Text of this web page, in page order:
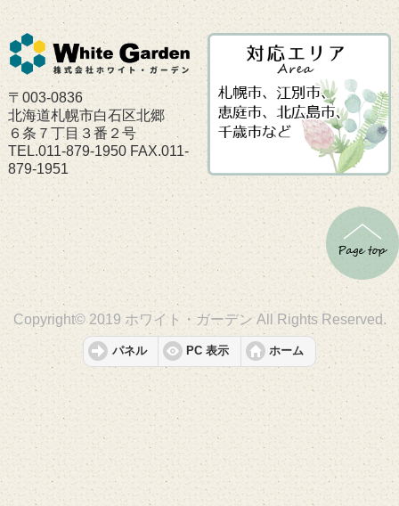
〒003-0836
北海道札幌市白石区北郷
６条７丁目３番２号
TEL.011-879-1950 FAX.011-
879-1951
Copyright© 2019 ホワイト・ガーデン All Rights Reserved.
パネル PC 表示 ホーム